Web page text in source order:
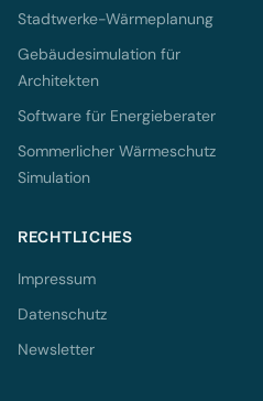
Stadtwerke-Wärmeplanung
Gebäudesimulation für
Architekten
Software für Energieberater
Sommerlicher Wärmeschutz
Simulation
RECHTLICHES
Impressum
Datenschutz
Newsletter